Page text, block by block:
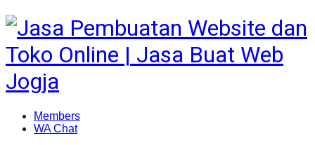
Members
WA Chat